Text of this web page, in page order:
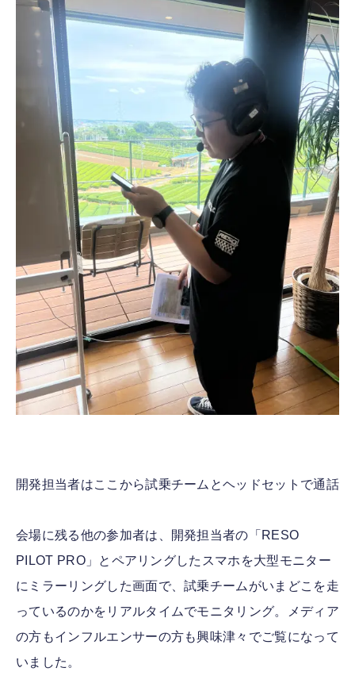
開発担当者はここから試乗チームとヘッドセットで通話
会場に残る他の参加者は、開発担当者の「RESO
PILOT PRO」とペアリングしたスマホを大型モニター
にミラーリングした画面で、試乗チームがいまどこを走
っているのかをリアルタイムでモニタリング。メディア
の方もインフルエンサーの方も興味津々でご覧になって
いました。